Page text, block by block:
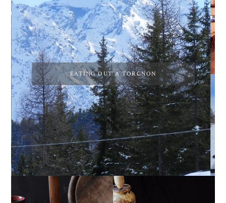
EATING OUT A TORGNON